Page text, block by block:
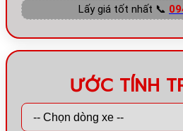
Lấy giá tốt nhất 📞
ƯỚC TÍNH